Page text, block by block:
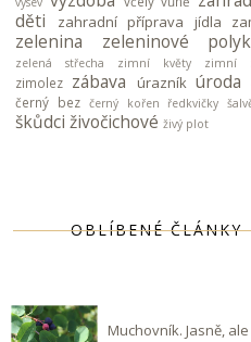
děti
zahradní příprava jídla
zelenina zeleninové
zelená střecha zimní květy zimní
zimolez zábava úrazník úroda
černý bez černý kořen ředkvičky
škůdci živočichové živý plot
OBLÍBENÉ ČLÁNKY
Muchovník. Jasně,